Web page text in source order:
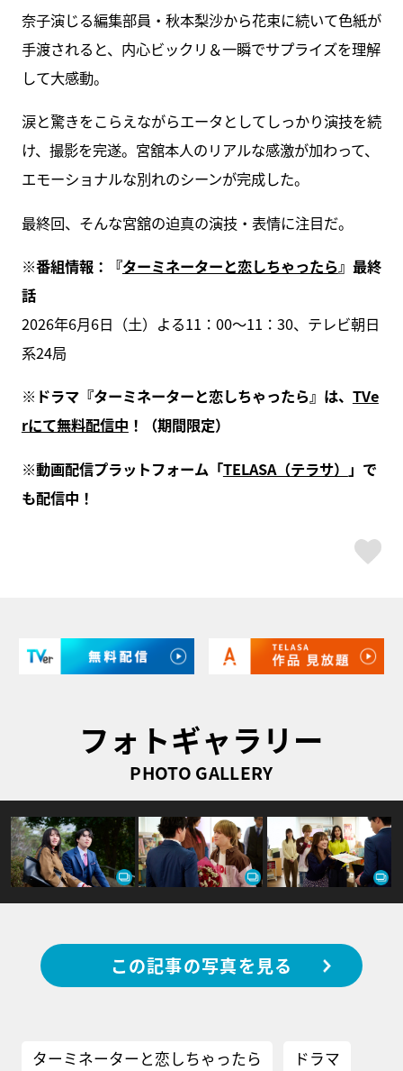
奈子演じる編集部員・秋本梨沙から花束に続いて色紙が
手渡されると、内心ビックリ＆一瞬でサプライズを理解
して大感動。
涙と驚きをこらえながらエータとしてしっかり演技を続
け、撮影を完遂。宮舘本人のリアルな感激が加わって、
エモーショナルな別れのシーンが完成した。
最終回、そんな宮舘の迫真の演技・表情に注目だ。
※番組情報：『ターミネーターと恋しちゃったら』最終
話
2026年6月6日（土）よる11：00～11：30、テレビ朝日
系24局
※ドラマ『ターミネーターと恋しちゃったら』は、 TVe
rにて無料配信中 ！（期間限定）
※動画配信プラットフォーム「TELASA（テラサ） 」で
も配信中！
フォトギャラリー
PHOTO GALLERY
この記事の写真を見る
ターミネーターと恋しちゃったら ドラマ